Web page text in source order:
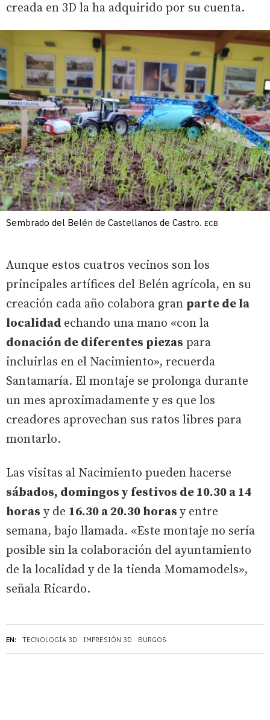
EN: TECNOLOGÍA 3D IMPRESIÓN 3D BURGOS
creada en 3D la ha adquirido por su cuenta.
Sembrado del Belén de Castellanos de Castro. ECB
Aunque estos cuatros vecinos son los
principales artífices del Belén agrícola, en su
creación cada año colabora gran parte de la
localidad echando una mano «con la
donación de diferentes piezas para
incluirlas en el Nacimiento», recuerda
Santamaría. El montaje se prolonga durante
un mes aproximadamente y es que los
creadores aprovechan sus ratos libres para
montarlo.
Las visitas al Nacimiento pueden hacerse
sábados, domingos y festivos de 10.30 a 14
horas y de 16.30 a 20.30 horas y entre
semana, bajo llamada. «Este montaje no sería
posible sin la colaboración del ayuntamiento
de la localidad y de la tienda Momamodels»,
señala Ricardo.